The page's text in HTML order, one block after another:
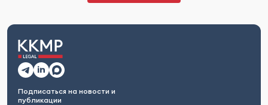
Подписаться на новости и
публикации